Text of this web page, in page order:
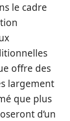
le cadre
offre des
largement
que plus
d’un